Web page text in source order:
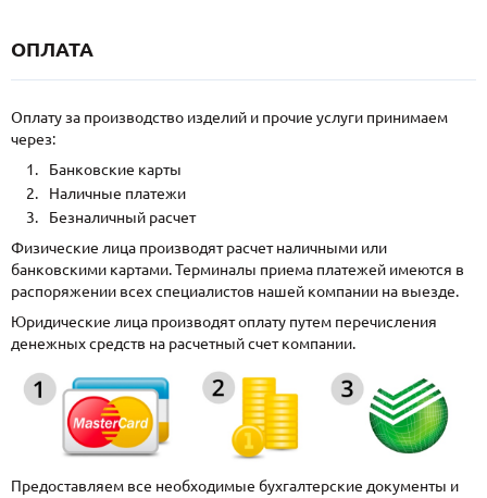
ОПЛАТА
Оплату за производство изделий и прочие услуги принимаем
через:
Банковские карты
Наличные платежи
Безналичный расчет
Физические лица производят расчет наличными или
банковскими картами. Терминалы приема платежей имеются в
распоряжении всех специалистов нашей компании на выезде.
Юридические лица производят оплату путем перечисления
денежных средств на расчетный счет компании.
Предоставляем все необходимые бухгалтерские документы и